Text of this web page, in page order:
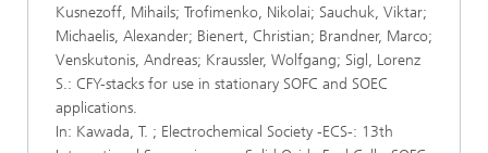
Kusnezoff, Mihails; Trofimenko, Nikolai; Sauchuk, Viktar;
Michaelis, Alexander; Bienert, Christian; Brandner, Marco;
Venskutonis, Andreas; Kraussler, Wolfgang; Sigl, Lorenz
S.: CFY-stacks for use in stationary SOFC and SOEC
applications.
In: Kawada, T. ; Electrochemical Society -ECS-: 13th